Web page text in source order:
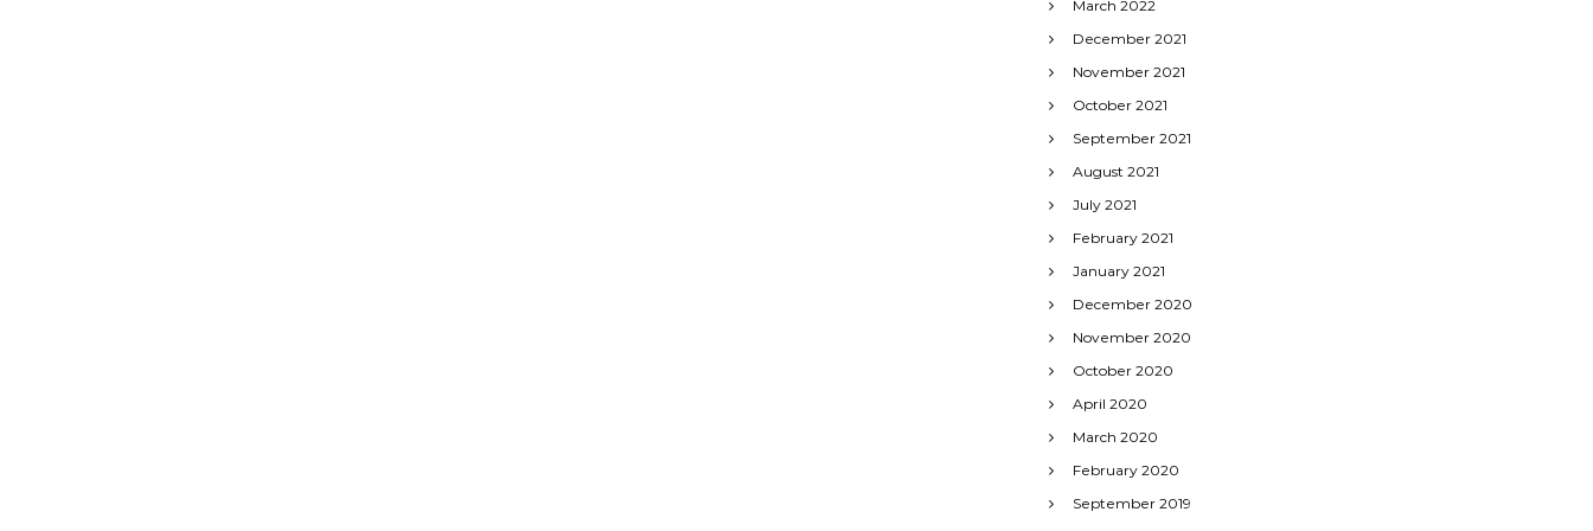
March 2022
December 2021
November 2021
October 2021
September 2021
August 2021
July 2021
February 2021
January 2021
December 2020
November 2020
October 2020
April 2020
March 2020
February 2020
September 2019